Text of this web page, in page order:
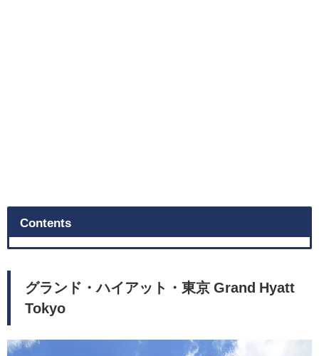
Contents
グランド・ハイアット・東京 Grand Hyatt
Tokyo